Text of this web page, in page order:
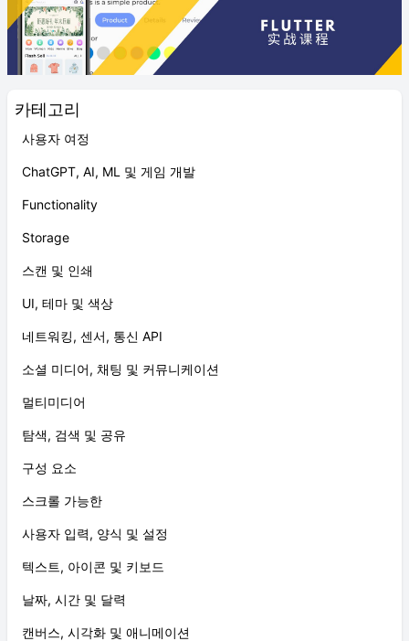
카테고리
사용자 여정
ChatGPT, AI, ML 및 게임 개발
Functionality
Storage
스캔 및 인쇄
UI, 테마 및 색상
네트워킹, 센서, 통신 API
소셜 미디어, 채팅 및 커뮤니케이션
멀티미디어
탐색, 검색 및 공유
구성 요소
스크롤 가능한
사용자 입력, 양식 및 설정
텍스트, 아이콘 및 키보드
날짜, 시간 및 달력
캔버스, 시각화 및 애니메이션